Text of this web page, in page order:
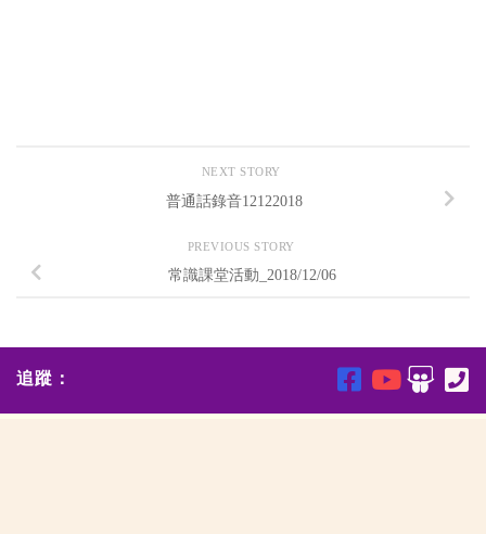
NEXT STORY
普通話錄音12122018
PREVIOUS STORY
常識課堂活動_2018/12/06
追蹤：